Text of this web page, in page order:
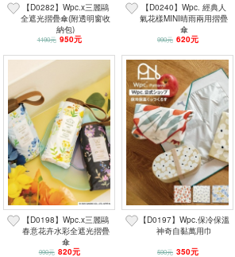
【D0282】Wpc.x三麗鷗
全遮光摺疊傘(附透明窗收
納包)
1190元 950元
【D0240】Wpc. 經典人
氣花樣MINI晴雨兩用摺疊
傘
990元 620元
【D0198】Wpc.x三麗鷗
春意花卉水彩全遮光摺疊
傘
990元 820元
【D0197】Wpc.保冷保溫
神奇自黏萬用巾
590元 350元